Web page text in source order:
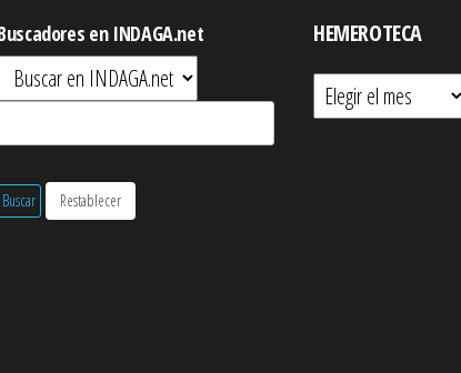
en INDAGA.net
HEMEROTECA
Hemeroteca